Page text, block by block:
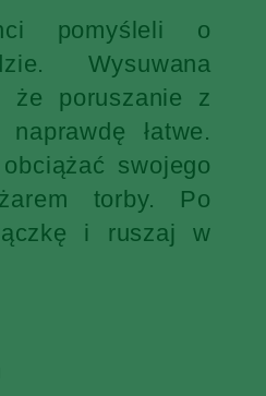
pomyśleli o
Wysuwana
że poruszanie z
łatwe.
swojego
torby. Po
i ruszaj w